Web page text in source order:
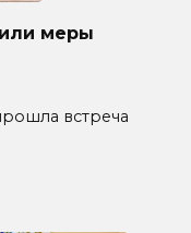
меры
встреча